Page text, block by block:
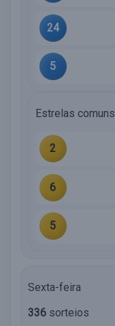
24
5
Estrelas comuns
2
6
5
Sexta-feira
336 sorteios